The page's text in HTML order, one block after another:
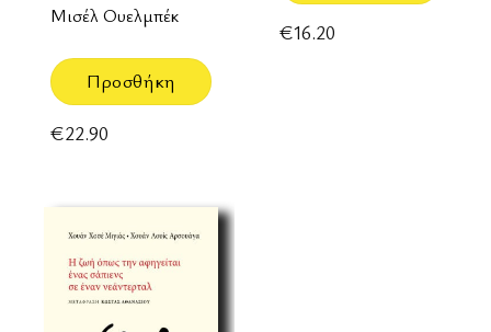
Μισέλ Ουελμπέκ
Προσθήκη
€22.90
€16.20